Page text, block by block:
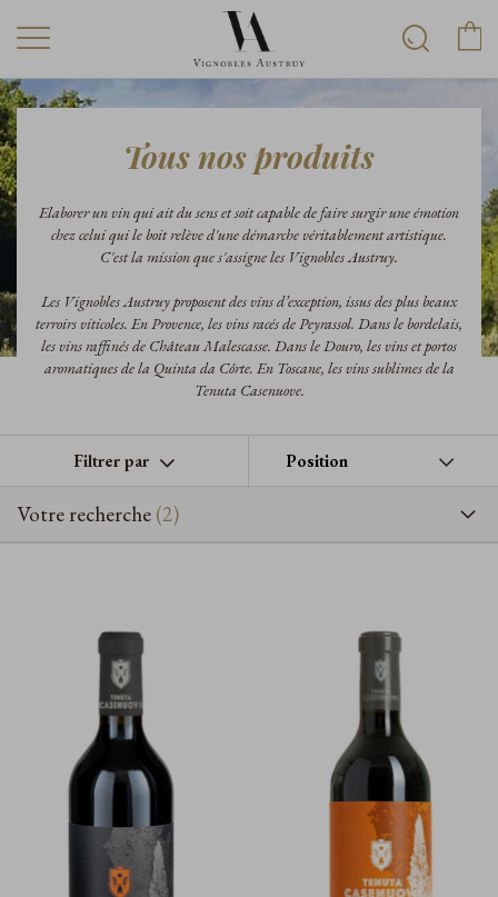
Tous nos produits
Elaborer un vin qui ait du sens et soit capable de faire surgir une émotion
chez celui qui le boit relève d'une démarche véritablement artistique.
C'est la mission que s'assigne les Vignobles Austruy.
Les Vignobles Austruy proposent des vins d’exception, issus des plus beaux
terroirs viticoles. En Provence, les vins racés de Peyrassol. Dans le bordelais,
les vins raffinés de Château Malescasse. Dans le Douro, les vins et portos
aromatiques de la Quinta da Côrte. En Toscane, les vins sublimes de la
Tenuta Casenuove.
Filtrer par
Votre recherche